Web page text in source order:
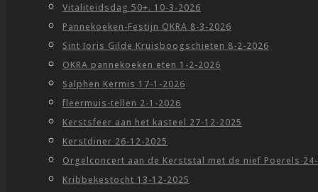
Vitaliteidsdag 50+. 10-3-2026
Pannekoeken-Festijn OKRA 8-3-2026
Sint Joris Gilde Kruisboogschieten 8-2-2026
OKRA pannekoeken eten 1-2-2026
Salphen Kermis 17-1-2026
fleermuis-tellen 2-1-2026
Kerstsfeer aan het kasteel 27-12-2025
Kerstdiner 26-12-2025
Orgelconcert aan de Kerststal met de nief Poerels
Kribbekestocht 13-12-2025